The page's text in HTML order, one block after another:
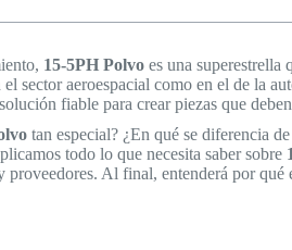
15-5PH Polvo es una superestrella
el sector aeroespacial como en el de la
fiable para crear piezas que
tan especial? ¿En qué se diferencia
todo lo que necesita saber sobre
proveedores. Al final, entenderá por